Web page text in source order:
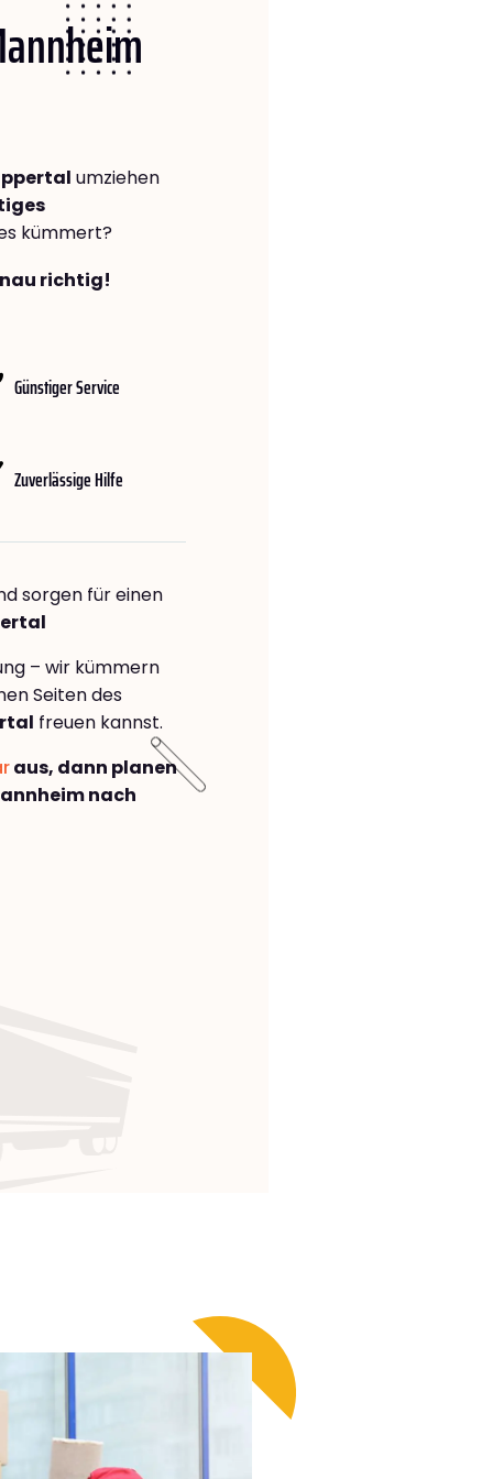
umziehen
kümmert?
richtig!
Günstiger Service
Zuverlässige Hilfe
sorgen für einen
– wir kümmern
Seiten des
freuen kannst.
aus, dann planen
nach